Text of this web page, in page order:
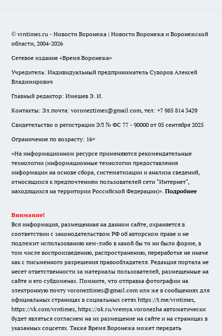
© vrntimes.ru - Новости Воронежа | Новости Воронежа и Воронежской
области, 2004-2026
Сетевое издание «Время Воронежа»
Учредитель: Индивидуальный предприниматель Суворов Алексей
Владимирович
Главный редактор: Имешев Э. И.
Контакты: Эл.почта: voroneztimes@gmail.com, тел: +7 985 814 3429
Свидетельство о регистрации ЭЛ № ФС 77 - 90000 от 05 сентября 2025
Ограничение по возрасту: 16+
«На информационном ресурсе применяются рекомендательные
технологии (информационные технологии предоставления
информации на основе сбора, систематизации и анализа сведений,
относящихся к предпочтениям пользователей сети "Интернет",
находящихся на территории Российской Федерации)». Подробнее
Внимание!
Вся информация, размещенная на данном сайте, охраняется в
соответствии с законодательством РФ об авторском праве и не
подлежит использованию кем-либо в какой бы то ни было форме, в
том числе воспроизведению, распространению, переработке не иначе
как с письменного разрешения правообладателя. Редакция портала не
несет ответственности за материалы пользователей, размещенные на
сайте и его субдоменах. Помните, что отправка фотографии на
электронную почту voroneztimes@gmail.com или же в сообщениях для
официальных страницах в социальных сетях https://t.me/vrntimes,
https://vk.com/vrntimes, https://ok.ru/vremya.voronezha автоматически
будет являться согласием на их размещение на сайте и на страницах в
указанных соцсетях. Также Время Воронежа может передать